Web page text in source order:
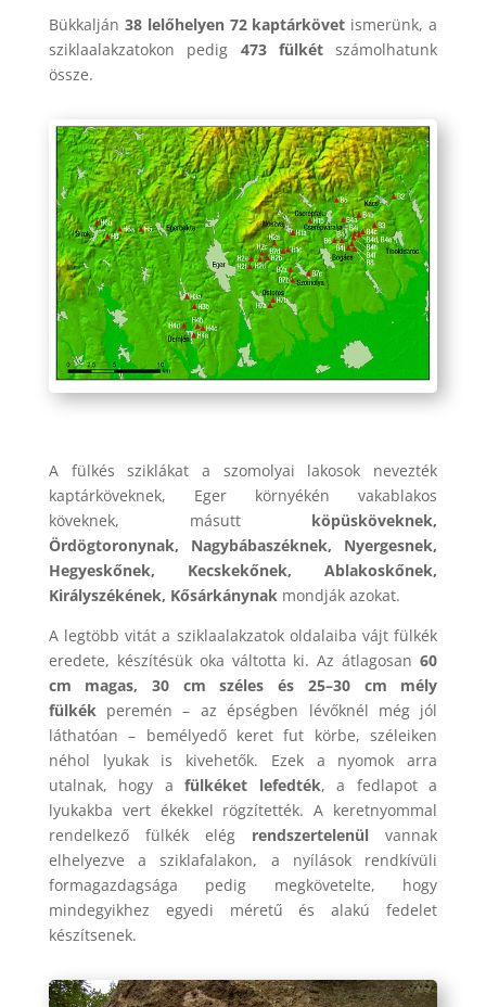
Bükkalján 38 lelőhelyen 72 kaptárkövet ismerünk, a
sziklaalakzatokon pedig 473 fülkétszámolhatunk
össze.
A fülkés sziklákat a szomolyai lakosok nevezték
kaptárköveknek, Eger környékén vakablakos
köveknek, másutt köpüsköveknek,
Ördögtoronynak, Nagybábaszéknek, Nyergesnek,
Hegyeskőnek, Kecskekőnek, Ablakoskőnek,
Királyszékének, Kősárkánynak mondják azokat.
A legtöbb vitát a sziklaalakzatok oldalaiba vájt fülkék
eredete, készítésük oka váltotta ki. Az átlagosan60
cm magas, 30 cm széles és 25–30 cm mély
fülkék peremén – az épségben lévőknél még jól
láthatóan – bemélyedő keret fut körbe, széleiken
néhol lyukak is kivehetők. Ezek a nyomok arra
utalnak, hogy afülkéket lefedték, a fedlapot a
lyukakba vert ékekkel rögzítették. A keretnyommal
rendelkező fülkék elég rendszertelenülvannak
elhelyezve a sziklafalakon, a nyílások rendkívüli
formagazdagsága pedig megkövetelte, hogy
mindegyikhez egyedi méretű és alakú fedelet
készítsenek.